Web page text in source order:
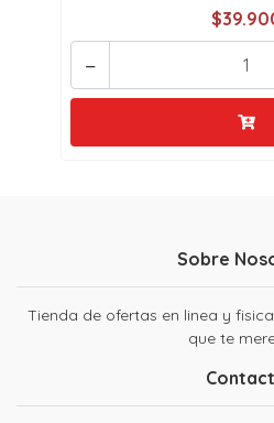
-
Sobre
Tienda de ofertas en linea y
que te